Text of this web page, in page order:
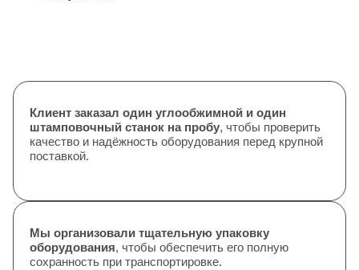
Клиент заказал один углообжимной и один
штамповочный станок на пробу, чтобы проверить
качество и надёжность оборудования перед крупной
поставкой.
Мы организовали тщательную упаковку
оборудования, чтобы обеспечить его полную
сохранность при транспортировке.